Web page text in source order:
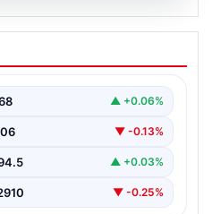
Yeni
Özalper
kapsamında Yeni
▲ +0.06%
▼ -0.13%
▲ +0.03%
▼ -0.25%